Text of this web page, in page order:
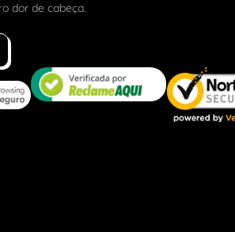
dor de cabeça.